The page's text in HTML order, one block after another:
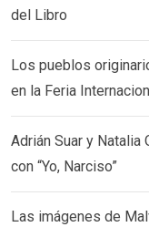
del Libro
Los pueblos
en la Feria
Adrián Suar y Natalia
con “Yo, Narciso”
Las imágenes de